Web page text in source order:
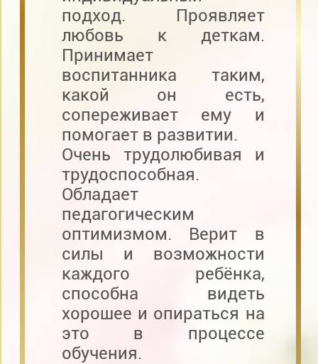
подход. Проявляет
любовь к деткам.
Принимает
воспитанника таким,
какой он есть,
сопереживает ему и
помогает в развитии.
Очень трудолюбивая и
трудоспособная.
Обладает
педагогическим
оптимизмом. Верит в
силы и возможности
каждого ребёнка,
способна видеть
хорошее и опираться на
это в процессе
обучения.